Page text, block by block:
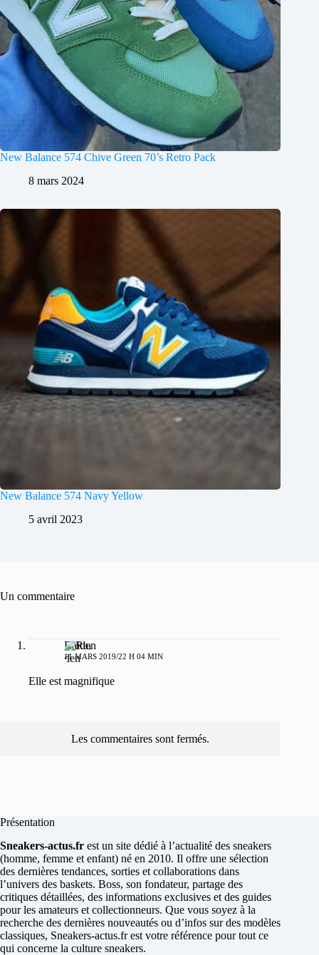
New Balance 574 Chive Green 70’s Retro Pack
8 mars 2024
New Balance 574 Navy Yellow
5 avril 2023
Un commentaire
Raiden
11 MARS 2019/22 H 04 MIN
Elle est magnifique
Les commentaires sont fermés.
Présentation
Sneakers-actus.fr est un site dédié à l’actualité des sneakers
(homme, femme et enfant) né en 2010. Il offre une sélection
des dernières tendances, sorties et collaborations dans
l’univers des baskets. Boss, son fondateur, partage des
critiques détaillées, des informations exclusives et des guides
pour les amateurs et collectionneurs. Que vous soyez à la
recherche des dernières nouveautés ou d’infos sur des modèles
classiques, Sneakers-actus.fr est votre référence pour tout ce
qui concerne la culture sneakers.